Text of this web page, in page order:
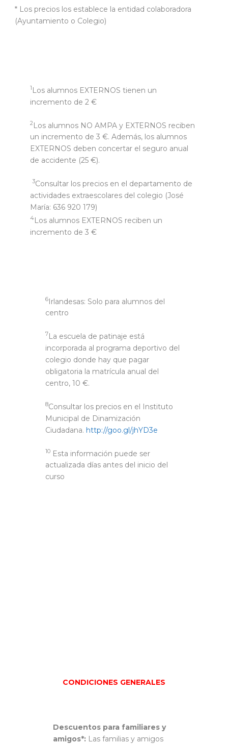
* Los precios los establece la entidad colaboradora
(Ayuntamiento o Colegio)
1 Los alumnos EXTERNOS tienen un
incremento de 2 €
2 Los alumnos NO AMPA y EXTERNOS reciben
un incremento de 3 €. Además, los alumnos
EXTERNOS deben concertar el seguro anual
de accidente (25 €).
3Consultar los precios en el departamento de
actividades extraescolares del colegio (José
María: 636 920 179)
4Los alumnos EXTERNOS reciben un
incremento de 3 €
6Irlandesas: Solo para alumnos del
centro
7La escuela de patinaje está
incorporada al programa deportivo del
colegio donde hay que pagar
obligatoria la matrícula anual del
centro, 10 €.
8Consultar los precios en el Instituto
Municipal de Dinamización
Ciudadana. http://goo.gl/jhYD3e
10 Esta información puede ser
actualizada días antes del inicio del
curso
CONDICIONES GENERALES
Descuentos para familiares y
amigos*: Las familias y amigos